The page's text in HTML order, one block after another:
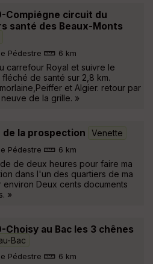
Compiégne circuit du
santé des Beaux-Monts
Pédestre 6 km
carrefour Royal et suivre le
de santé sur 2,8 km.
et Algier. retour par
de la grille. »
de la prospection Venette
Pédestre 6 km
de deux heures pour faire ma
dans l'un des quartiers de ma
environ Deux cents documents
»
Choisy au Bac les 3 chênes
Bac
Pédestre 6 km